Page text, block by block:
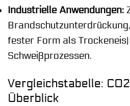
Industrielle Anwendungen:
fester Form als
Schweißprozessen.
Vergleichstabelle:
Überblick